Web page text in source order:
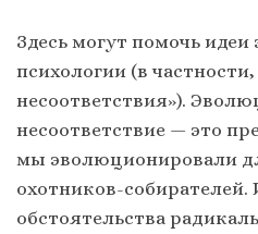
Здесь могут помочь
психологии (в
несоответствия»).
несоответствие — это
мы эволюционировали
охотников-
обстоятельства